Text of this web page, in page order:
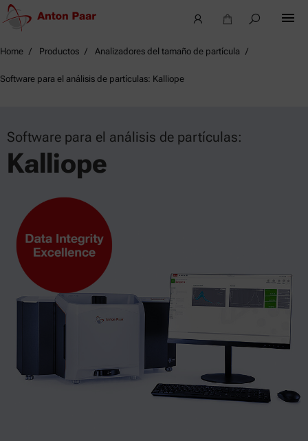
Home Productos Analizadores del tamaño de partícula
Software para el análisis de partículas: Kalliope
Software para el análisis de partículas:
Kalliope